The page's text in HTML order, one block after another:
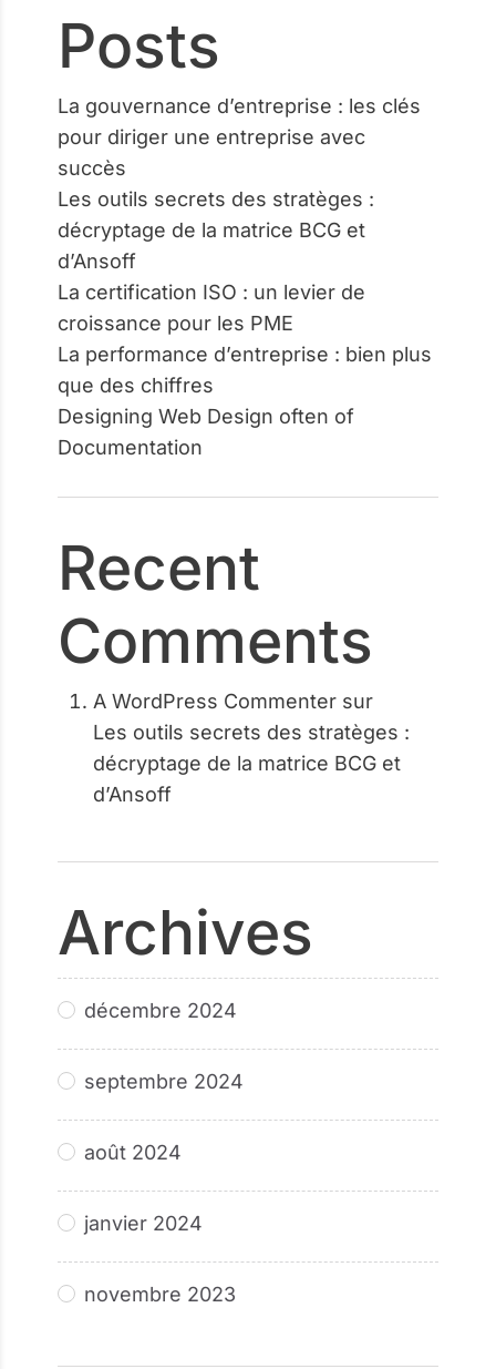
Posts
La gouvernance d’entreprise : les clés
pour diriger une entreprise avec
succès
Les outils secrets des stratèges :
décryptage de la matrice BCG et
d’Ansoff
La certification ISO : un levier de
croissance pour les PME
La performance d’entreprise : bien plus
que des chiffres
Designing Web Design often of
Documentation
Recent
Comments
A WordPress Commenter sur
Les outils secrets des stratèges :
décryptage de la matrice BCG et
d’Ansoff
Archives
décembre 2024
septembre 2024
août 2024
janvier 2024
novembre 2023